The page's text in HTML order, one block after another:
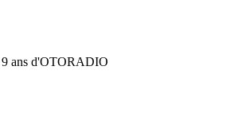
9 ans d'OTORADIO